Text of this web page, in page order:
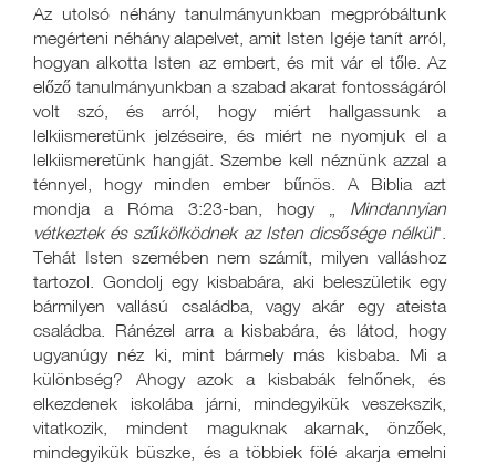
Az utolsó néhány tanulmányunkban megpróbáltunk
megérteni néhány alapelvet, amit Isten Igéje tanít arról,
hogyan alkotta Isten az embert, és mit vár el tőle. Az
előző tanulmányunkban a szabad akarat fontosságáról
volt szó, és arról, hogy miért hallgassunk a
lelkiismeretünk jelzéseire, és miért ne nyomjuk el a
lelkiismeretünk hangját. Szembe kell néznünk azzal a
ténnyel, hogy minden ember bűnös. A Biblia azt
mondja a Róma 3:23-ban, hogy „ Mindannyian
vétkeztek és szűkölködnek az Isten dicsősége nélkül".
Tehát Isten szemében nem számít, milyen valláshoz
tartozol. Gondolj egy kisbabára, aki beleszületik egy
bármilyen vallású családba, vagy akár egy ateista
családba. Ránézel arra a kisbabára, és látod, hogy
ugyanúgy néz ki, mint bármely más kisbaba. Mi a
különbség? Ahogy azok a kisbabák felnőnek, és
elkezdenek iskolába járni, mindegyikük veszekszik,
vitatkozik, mindent maguknak akarnak, önzőek,
mindegyikük büszke, és a többiek fölé akarja emelni